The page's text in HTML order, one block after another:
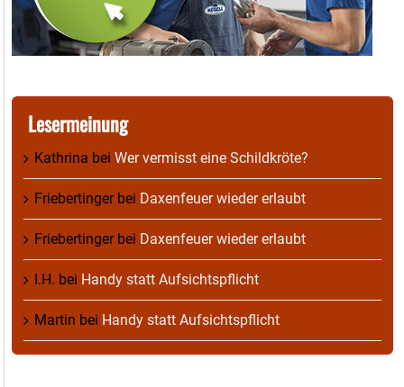
Lesermeinung
Kathrina bei Wer vermisst eine Schildkröte?
Friebertingerbei Daxenfeuer wieder erlaubt
Friebertingerbei Daxenfeuer wieder erlaubt
I.H. bei Handy statt Aufsichtspflicht
Martin bei Handy statt Aufsichtspflicht